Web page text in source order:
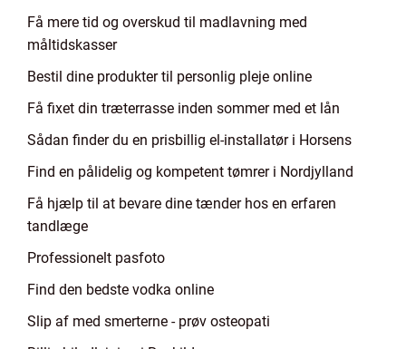
Få mere tid og overskud til madlavning med
måltidskasser
Bestil dine produkter til personlig pleje online
Få fixet din træterrasse inden sommer med et lån
Sådan finder du en prisbillig el-installatør i Horsens
Find en pålidelig og kompetent tømrer i Nordjylland
Få hjælp til at bevare dine tænder hos en erfaren
tandlæge
Professionelt pasfoto
Find den bedste vodka online
Slip af med smerterne - prøv osteopati